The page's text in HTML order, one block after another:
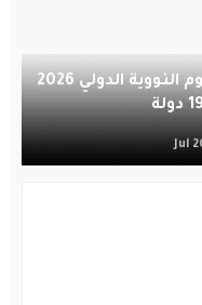
المملكة تستضيف أولمبياد العلوم النووية الدولي 2026